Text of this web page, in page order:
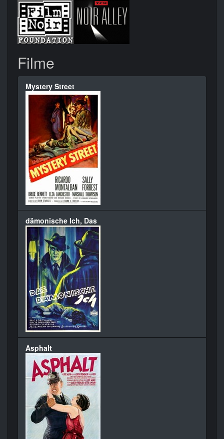
Filme
Mystery Street
dämonische Ich, Das
Asphalt